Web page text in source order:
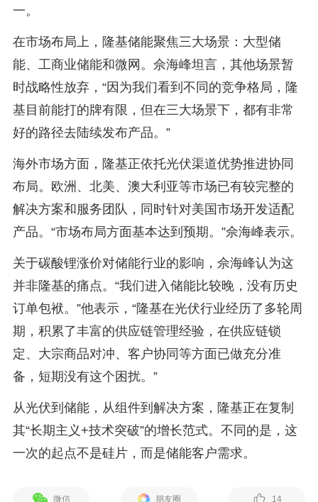
一。
在市场布局上，隆基储能聚焦三大场景：大型储
能、工商业储能和微网。佘海峰坦言，其他场景暂
时战略性放弃，“因为我们看到不同的竞争格局，隆
基目前能打的牌有限，但在三大场景下，都有非常
好的路径去陆续发布产品。”
海外市场方面，隆基正依托光伏渠道优势推进协同
布局。欧洲、北美、澳大利亚等市场已有较完整的
解决方案和服务团队，同时针对美国市场开发适配
产品。“市场布局方面基本达到预期。”佘海峰表示。
关于碳酸锂涨价对储能行业的影响，佘海峰认为这
并非隆基的痛点。“我们进入储能比较晚，没有历史
订单包袱。”他表示，“隆基在光伏行业经历了多轮周
期，积累了丰富的供应链管理经验，在供应链锁
定、大宗商品对冲、客户协同等方面已做充分准
备，短期没有这个困扰。”
从光伏到储能，从组件到解决方案，隆基正在复制
其“长期主义+技术突破”的增长范式。不同的是，这
一次的起点不是硅片，而是储能客户需求。
微信 朋友圈 14